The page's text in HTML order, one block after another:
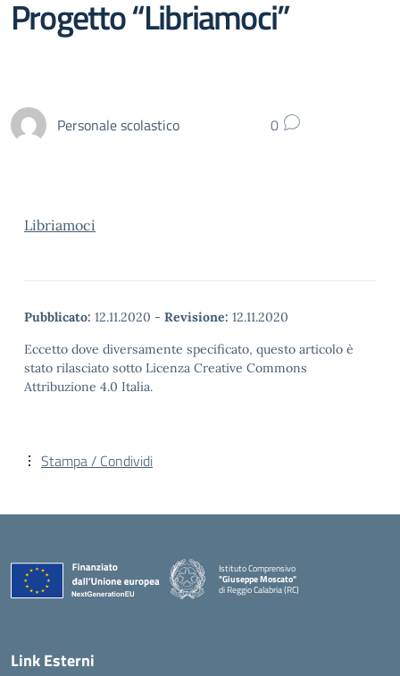
Progetto “Libriamoci”
Personale scolastico 0
Libriamoci
Pubblicato: 12.11.2020 - Revisione: 12.11.2020
Eccetto dove diversamente specificato, questo articolo è
stato rilasciato sotto Licenza Creative Commons
Attribuzione 4.0 Italia.
Stampa / Condividi
Istituto Comprensivo
"Giuseppe Moscato"
di Reggio Calabria (RC)
— Visita la pagina iniziale della scuola
Link Esterni